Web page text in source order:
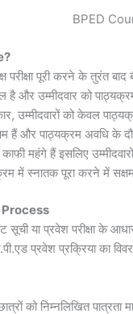
BPED
परीक्षा पूरी करने के तुरंत
और उम्मीदवार को
उम्मीदवारों को केवल
हैं और पाठ्यक्रम अवधि के
महंगे हैं इसलिए
में स्नातक पूरा करने में
सूची या प्रवेश परीक्षा के
प्रवेश प्रक्रिया का
को निम्नलिखित पात्रता